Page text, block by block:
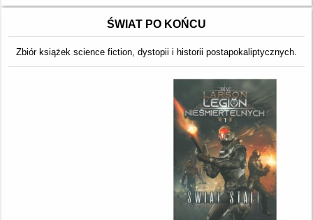
ŚWIAT PO KOŃCU
Zbiór książek science fiction, dystopii i historii postapokaliptycznych.